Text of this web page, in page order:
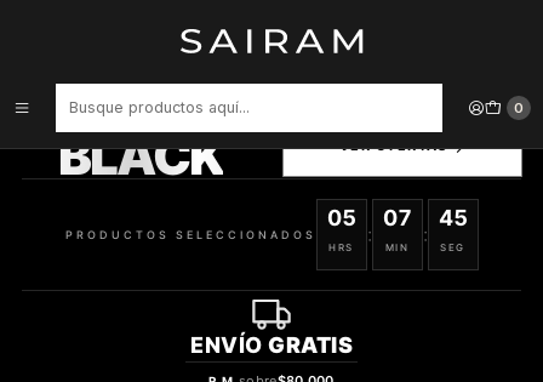
0
PERFUME RASASI DAAREJ HOMBRE EDP 100 ML
BLACK
SELECCIONADOS
PRODUCTOS SELECCIONADOS
05
HRS
:
07
MIN
:
44
SEG
ENVÍO GRATIS